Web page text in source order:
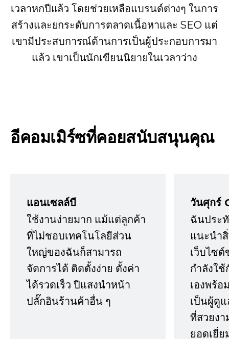
เวลาหกปีแล้ว โดยช่วยเหลือแบรนด์ต่างๆ ในการ
สร้างและยกระดับการตลาดเนื้อหาและ SEO แต่
เขามีประสบการณ์ด้านการเป็นผู้ประกอบการมา
แล้ว เขาเป็นนักเขียนนิยายในเวลาว่าง
อีคอมเมิร์ซที่คอยสนับสนุนคุณ
แอนเซลล์บี
ใช้งานง่ายมาก แม้แต่ลูกค้า
ที่ไม่ชอบเทคโนโลยีส่วน
ใหญ่ของฉันก็สามารถ
จัดการได้ ติดตั้งง่าย ตั้งค่า
ได้รวดเร็ว ปีแสงนำหน้า
ปลั๊กอินร้านค้าอื่น ๆ
วันศุกร์
ฉันประ
แนะนำ
เว็บไซ
กำลังใ
เองพร้
เป็นผู้ดูแ
ที่สวยง
ยอดเยี่ย